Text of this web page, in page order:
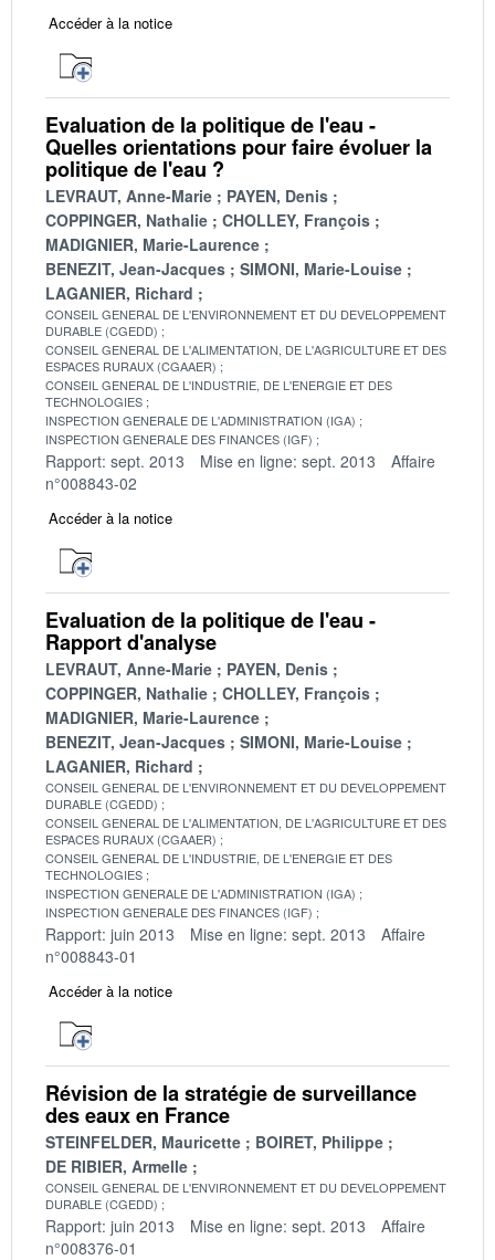
Accéder à la notice
Evaluation de la politique de l'eau -
Quelles orientations pour faire évoluer la
politique de l'eau ?
LEVRAUT, Anne-Marie
PAYEN, Denis
COPPINGER, Nathalie
CHOLLEY, François
MADIGNIER, Marie-Laurence
BENEZIT, Jean-Jacques
SIMONI, Marie-Louise
LAGANIER, Richard
CONSEIL GENERAL DE L'ENVIRONNEMENT ET DU DEVELOPPEMENT
DURABLE (CGEDD)
CONSEIL GENERAL DE L'ALIMENTATION, DE L'AGRICULTURE ET DES
ESPACES RURAUX (CGAAER)
CONSEIL GENERAL DE L'INDUSTRIE, DE L'ENERGIE ET DES
TECHNOLOGIES
INSPECTION GENERALE DE L'ADMINISTRATION (IGA)
INSPECTION GENERALE DES FINANCES (IGF)
Rapport: sept. 2013 Mise en ligne: sept. 2013
Affaire
n°008843-02
Accéder à la notice
Evaluation de la politique de l'eau -
Rapport d'analyse
LEVRAUT, Anne-Marie
PAYEN, Denis
COPPINGER, Nathalie
CHOLLEY, François
MADIGNIER, Marie-Laurence
BENEZIT, Jean-Jacques
SIMONI, Marie-Louise
LAGANIER, Richard
CONSEIL GENERAL DE L'ENVIRONNEMENT ET DU DEVELOPPEMENT
DURABLE (CGEDD)
CONSEIL GENERAL DE L'ALIMENTATION, DE L'AGRICULTURE ET DES
ESPACES RURAUX (CGAAER)
CONSEIL GENERAL DE L'INDUSTRIE, DE L'ENERGIE ET DES
TECHNOLOGIES
INSPECTION GENERALE DE L'ADMINISTRATION (IGA)
INSPECTION GENERALE DES FINANCES (IGF)
Rapport: juin 2013 Mise en ligne: sept. 2013
Affaire
n°008843-01
Accéder à la notice
Révision de la stratégie de surveillance
des eaux en France
STEINFELDER, Mauricette
BOIRET, Philippe
DE RIBIER, Armelle
CONSEIL GENERAL DE L'ENVIRONNEMENT ET DU DEVELOPPEMENT
DURABLE (CGEDD)
Rapport: juin 2013 Mise en ligne: sept. 2013
Affaire
n°008376-01